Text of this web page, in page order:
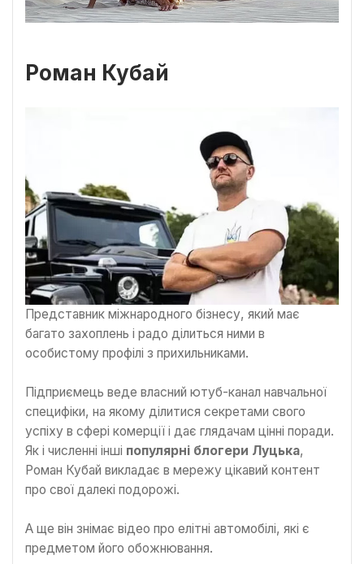
Роман Кубай
Представник міжнародного бізнесу, який має
багато захоплень і радо ділиться ними в
особистому профілі з прихильниками.
Підприємець веде власний ютуб-канал навчальної
специфіки, на якому ділитися секретами свого
успіху в сфері комерції і дає глядачам цінні поради.
Як і численні інші популярні блогери Луцька,
Роман Кубай викладає в мережу цікавий контент
про свої далекі подорожі.
А ще він знімає відео про елітні автомобілі, які є
предметом його обожнювання.